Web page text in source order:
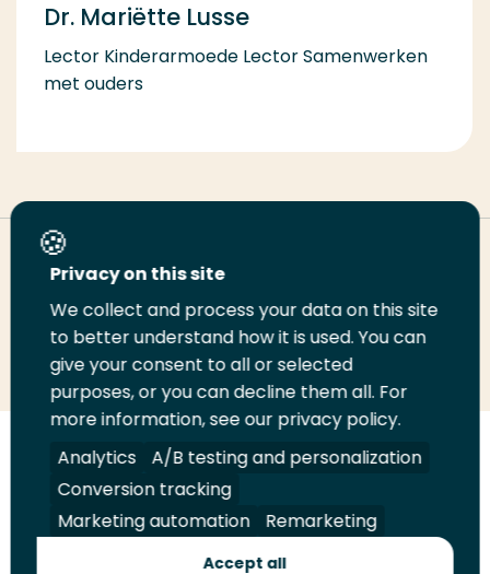
Dr. Mariëtte Lusse
Lector Kinderarmoede Lector Samenwerken
met ouders
Deel deze pagina
Deel
LinkedIn
Deel
op
Twitter
Deel
op
Facebook
Email
deze
pagina
Print
deze
pagina
Volg
ons
op
LinkedIn
Volg
ons
op
Facebook
Volg
ons
op
YouTube
Volg
ons
op
Instagram
Juridisch Security A-Z Index
Contact
Privacy on this site
We collect and process your data on this site
to better understand how it is used. You can
give your consent to all or selected
purposes, or you can decline them all. For
more information, see our privacy policy.
Analytics
A/B testing and personalization
Conversion tracking
Marketing automation
Remarketing
Accept all